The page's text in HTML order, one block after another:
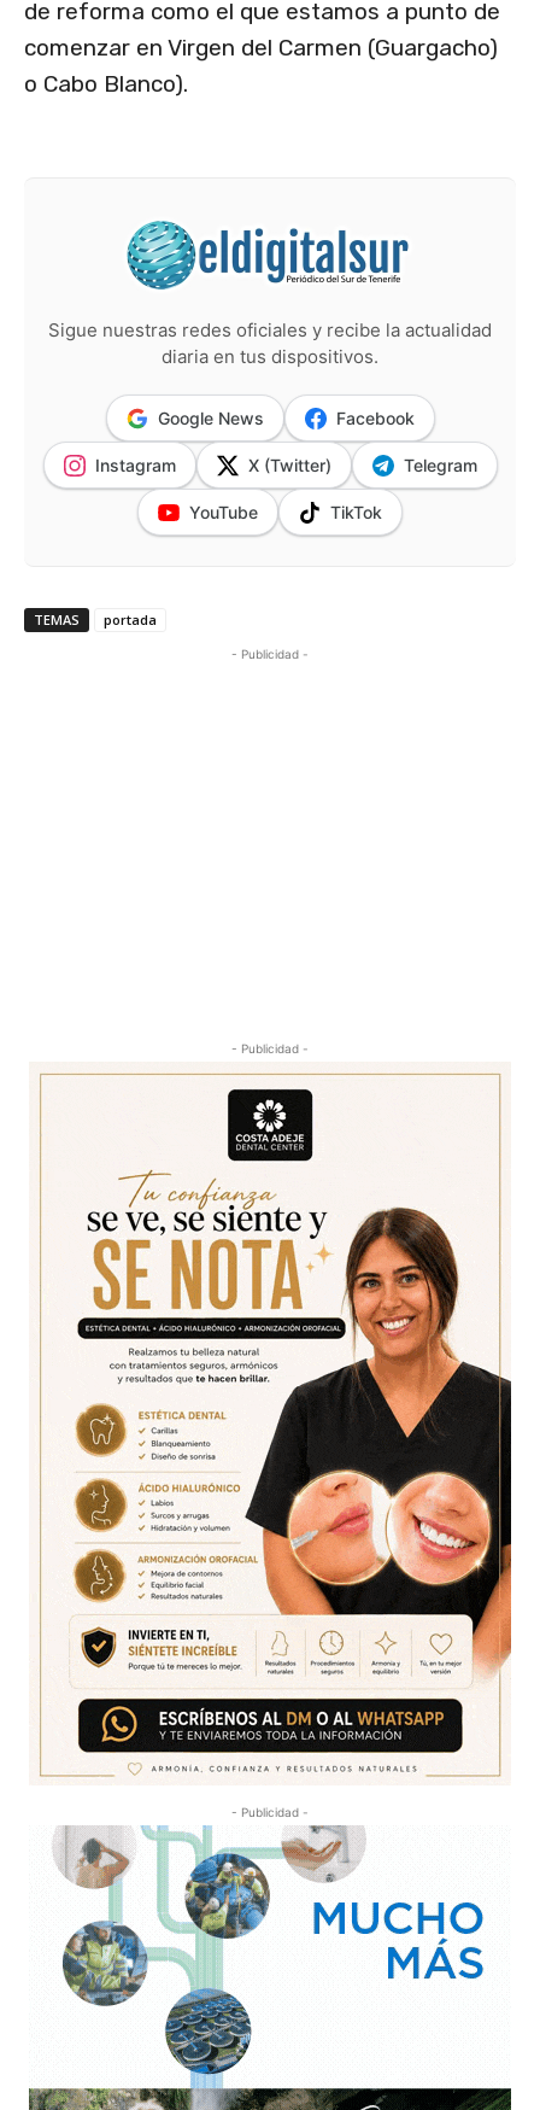
de reforma como el que estamos a punto de
comenzar en Virgen del Carmen (Guargacho)
o Cabo Blanco).
Sigue nuestras redes oficiales y recibe la actualidad
diaria en tus dispositivos.
Google News Facebook
Instagram X (Twitter) Telegram
YouTube TikTok
TEMAS portada
- Publicidad -
- Publicidad -
- Publicidad -